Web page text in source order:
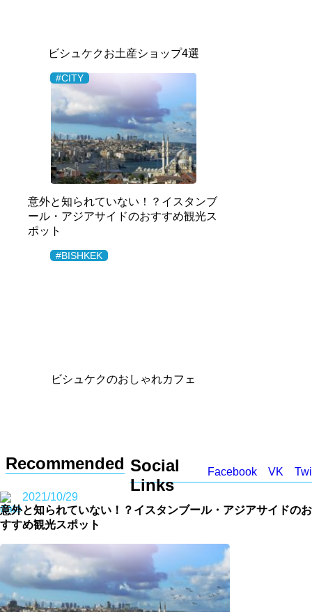
ビシュケクお土産ショップ4選
#CITY
意外と知られていない！？イスタンブ
ール・アジアサイドのおすすめ観光ス
ポット
#BISHKEK
ビシュケクのおしゃれカフェ
Recommended Social
Links
Facebook VK
2021/10/29
意外と知られていない！？イスタンブール・アジアサイドのお
すすめ観光スポット